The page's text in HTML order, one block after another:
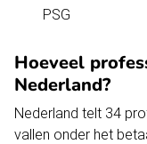
PSG
Hoeveel
Nederland?
Nederland telt 34
vallen onder het